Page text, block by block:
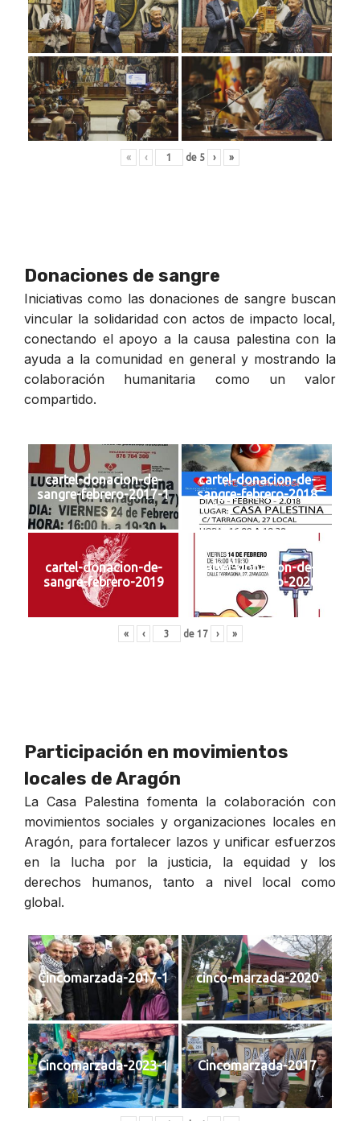
« ‹ de 5 › »
Donaciones de sangre
Iniciativas como las donaciones de sangre buscan
vincular la solidaridad con actos de impacto local,
conectando el apoyo a la causa palestina con la
ayuda a la comunidad en general y mostrando la
colaboración humanitaria como un valor
compartido.
cartel-donacion-de-
sangre-febrero-2017-1
cartel-donacion-de-
sangre-febrero-2018
cartel-donacion-de-
sangre-febrero-2019
cartel-donacion-de-
sangre-febrero-2020
« ‹ de 17 › »
Participación en movimientos
locales de Aragón
La Casa Palestina fomenta la colaboración con
movimientos sociales y organizaciones locales en
Aragón, para fortalecer lazos y unificar esfuerzos
en la lucha por la justicia, la equidad y los
derechos humanos, tanto a nivel local como
global.
Cincomarzada-2017-1 cinco-marzada-2020
Cincomarzada-2023-1 Cincomarzada-2017